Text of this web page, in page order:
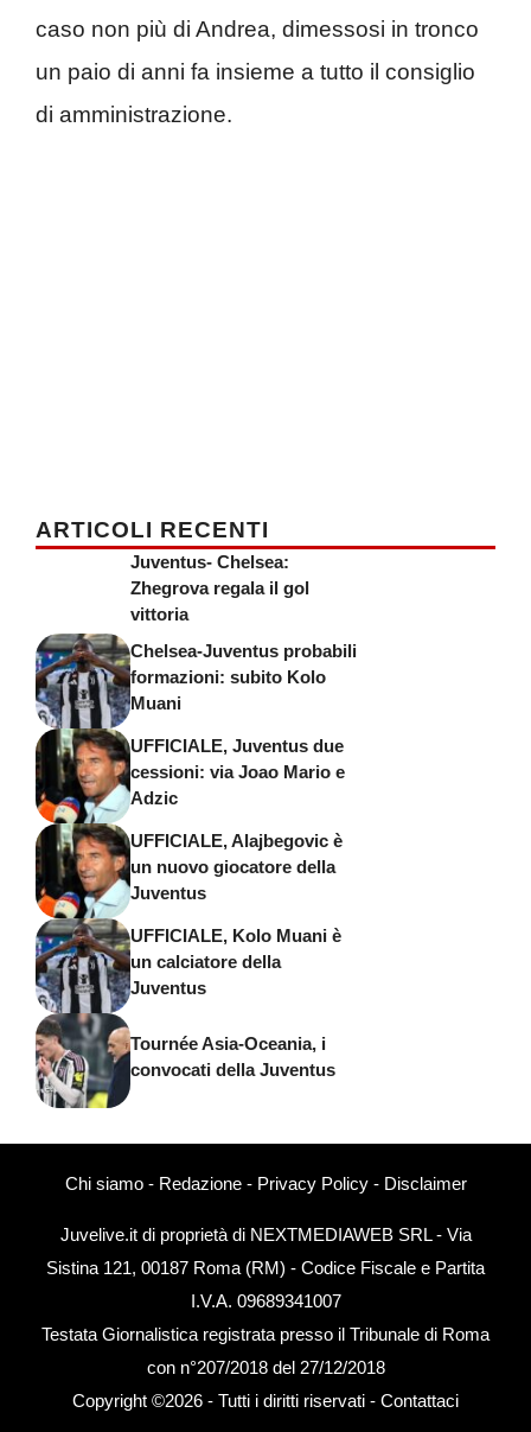
caso non più di Andrea, dimessosi in tronco
un paio di anni fa insieme a tutto il consiglio
di amministrazione.
ARTICOLI RECENTI
Juventus- Chelsea:
Zhegrova regala il gol
vittoria
Chelsea-Juventus probabili
formazioni: subito Kolo
Muani
UFFICIALE, Juventus due
cessioni: via Joao Mario e
Adzic
UFFICIALE, Alajbegovic è
un nuovo giocatore della
Juventus
UFFICIALE, Kolo Muani è
un calciatore della
Juventus
Tournée Asia-Oceania, i
convocati della Juventus
Chi siamo- Redazione- Privacy Policy- Disclaimer
Juvelive.it di proprietà di NEXTMEDIAWEB SRL - Via
Sistina 121, 00187 Roma (RM) - Codice Fiscale e Partita
I.V.A. 09689341007
Testata Giornalistica registrata presso il Tribunale di Roma
con n°207/2018 del 27/12/2018
Copyright ©2026 - Tutti i diritti riservati - Contattaci